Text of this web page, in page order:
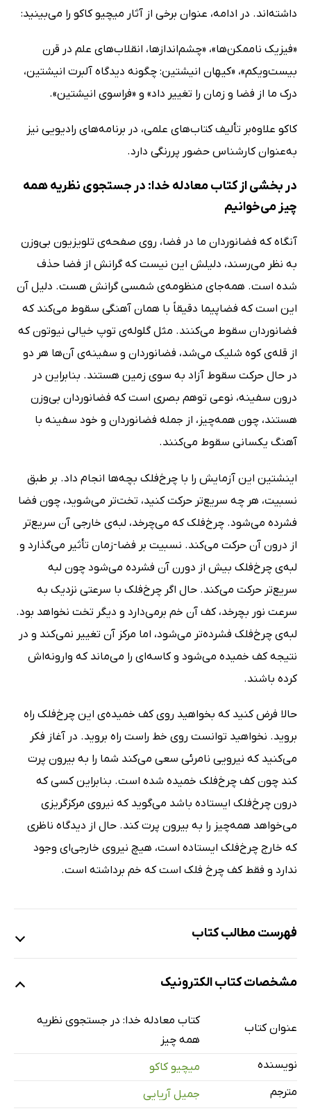
داشته‌اند. در ادامه، عنوان برخی از آثار میچیو کاکو را می‌بینید:
«فیزیک ناممکن‌ها»، «چشم‌اندازها، انقلاب‌های علم در قرن
بیست‌و‌یکم»، «کیهان انیشتین: چگونه دیدگاه آلبرت انیشتین،
درک ما از فضا و زمان را تغییر داد» و «فراسوی انیشتین».
کاکو علاوه‌بر تألیف کتاب‌های علمی، در برنامه‌های رادیویی نیز
به‌عنوان کارشناس حضور پررنگی دارد.
در بخشی از کتاب معادله خدا: در جستجوی نظریه‌ همه
چیز می‌خوانیم
آنگاه که فضانوردان ما در فضا، روی صفحه‌ی تلویزیون بی‌وزن
به نظر می‌رسند، دلیلش این نیست که گرانش از فضا حذف
شده است. همه‌جای منظومه‌ی شمسی گرانش هست. دلیل آن
این است که فضاپیما دقیقاً با همان آهنگی سقوط می‌کند که
فضانوردان سقوط می‌کنند. مثل گلوله‌ی توپ خیالی نیوتون که
از قله‌ی کوه شلیک می‌شد، فضانوردان و سفینه‌ی آن‌ها هر دو
در حال حرکت سقوط آزاد به سوی زمین هستند. بنابراین در
درون سفینه، نوعی توهم بصری است که فضانوردان بی‌وزن
هستند، چون همه‌چیز، از جمله فضانوردان و خود سفینه با
آهنگ یکسانی سقوط می‌کنند.
اینشتین این آزمایش را با چرخ‌فلک بچه‌ها انجام داد. بر طبق
نسبیت، هر چه سریع‌تر حرکت کنید، تخت‌تر می‌شوید، چون فضا
فشرده می‌شود. چرخ‌فلک که می‌چرخد، لبه‌ی خارجی آن سریع‌تر
از درون آن حرکت می‌کند. نسبیت بر فضا-زمان تأثیر می‌گذارد و
لبه‌ی چرخ‌فلک بیش از دورن آن فشرده می‌شود چون لبه
سریع‌تر‌ حرکت می‌کند. حال اگر چرخ‌فلک با سرعتی نزدیک به
سرعت نور بچرخد، کف آن خم برمی‌دارد و دیگر تخت نخواهد بود.
لبه‌ی چرخ‌فلک فشرده‌تر می‌شود، اما مرکز آن تغییر نمی‌کند و در
نتیجه کف خمیده می‌شود و کاسه‌ای را می‌ماند که وارونه‌اش
کرده باشند.
حالا فرض کنید که بخواهید روی کف خمیده‌ی این چرخ‌فلک راه
بروید. نخواهید توانست روی خط راست راه بروید. در آغاز فکر
می‌کنید که نیرویی نامرئی سعی می‌کند شما را به بیرون پرت
کند چون کف چرخ‌فلک خمیده شده است. بنابراین کسی که
درون چرخ‌فلک ایستاده باشد می‌گوید که نیروی مرکزگریزی
می‌خواهد همه‌چیز را به بیرون پرت کند. حال از دیدگاه ناظری
که خارج چرخ‌فلک ایستاده است، هیچ نیروی خارجی‌ای وجود
ندارد و فقط کف چرخ فلک است که خم برداشته است.
فهرست مطالب کتاب
آشنایی با نظریه‌ی نهایی
2. اینشتین در جستجوی وحدت
3. پیدایش مکانیک کوانتومی
مشخصات کتاب الکترونیک
عنوان کتاب
کتاب معادله خدا: در جستجوی نظریه‌
همه چیز
نویسنده
میچیو کاکو
مترجم
جمیل آریایی